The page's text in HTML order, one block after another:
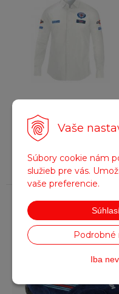
Vaše
Súbory cookie nám
služieb pre vás.
vaše preferencie.
Podrobné
Iba
91 €
Na objednávku
Topánky SPARCO
Racing